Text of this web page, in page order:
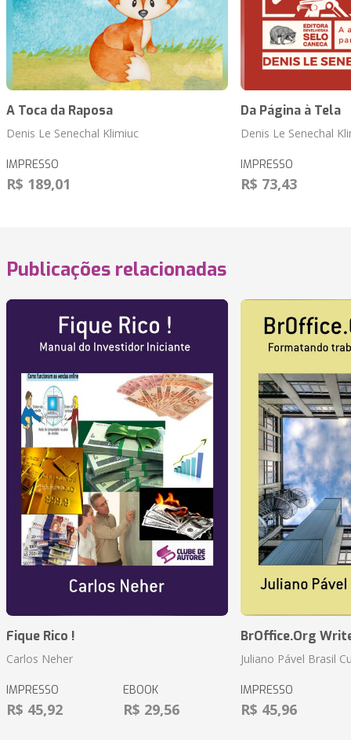
A Toca da Raposa
Denis Le Senechal Klimiuc
IMPRESSO
R$ 189,01
Da Página à Tela
Denis Le Senechal
IMPRESSO
R$ 73,43
Publicações relacionadas
Fique Rico !
Carlos Neher
IMPRESSO
R$ 45,92
EBOOK
R$ 29,56
BrOffice.Org
Juliano Pável Brasil
IMPRESSO
R$ 45,96